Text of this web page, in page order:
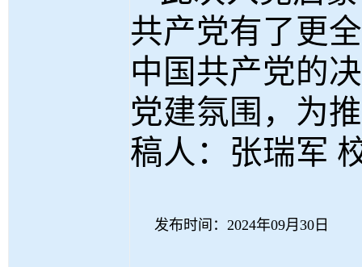
共产党有了更
中国共产党的
党建氛围，为
稿人：张瑞军
发布时间：2024年09月30日